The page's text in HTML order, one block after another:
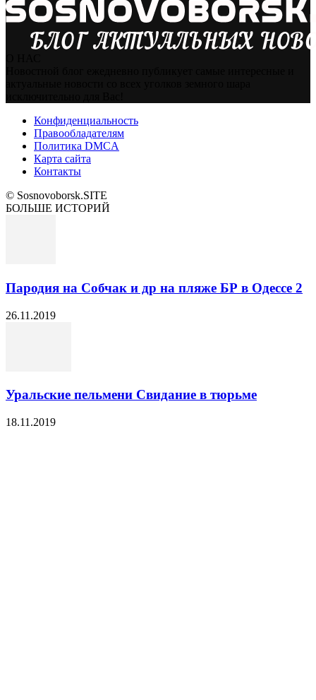
Конфиденциальность
Правообладателям
Политика DMCA
Карта сайта
Контакты
© Sosnovoborsk.SITE
БОЛЬШЕ ИСТОРИЙ
Пародия на Собчак и др на пляже БР в Одессе 2
26.11.2019
Уральские пельмени Свидание в тюрьме
18.11.2019